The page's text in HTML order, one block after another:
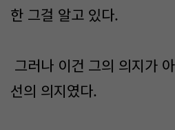
한 그걸 알고 있다.
그러나 이건 그의 의지가
선의 의지였다.